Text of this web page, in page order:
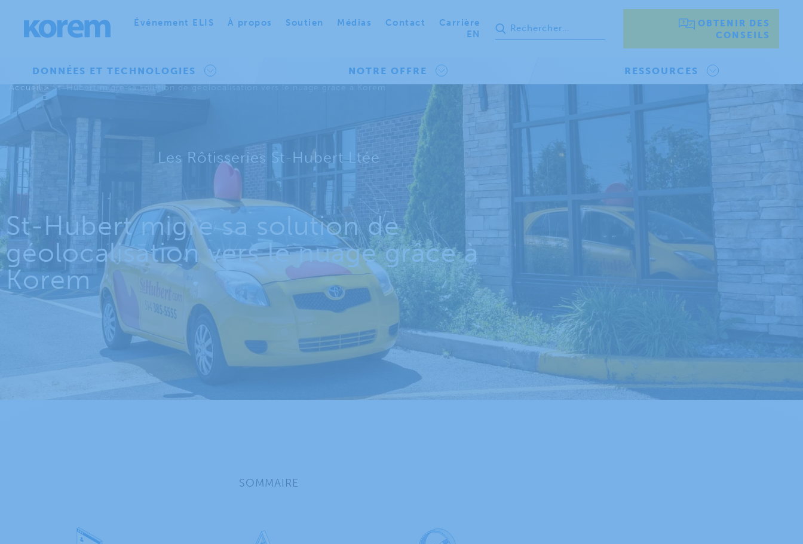
Événement ELIS À propos Soutien Médias Contact
Carrière
EN
OBTENIR DES
CONSEILS
DONNÉES ET TECHNOLOGIES NOTRE OFFRE RESSOURCES
Accueil>St-Hubert migre sa solution de géolocalisation vers le nuage grâce à Korem
Les Rôtisseries St-Hubert Ltée
St-Hubert migre sa solution de
géolocalisation vers le nuage grâce à
Korem
SOMMAIRE